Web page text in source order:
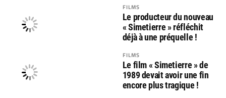
FILMS
Le producteur du nouveau
« Simetierre » réfléchit
déjà à une préquelle !
FILMS
Le film « Simetierre » de
1989 devait avoir une fin
encore plus tragique !